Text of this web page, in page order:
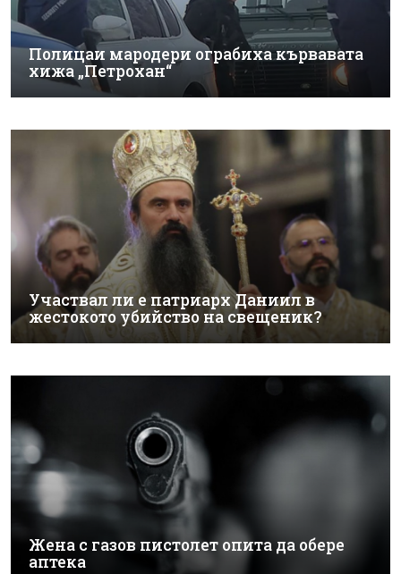
Полицаи мародери ограбиха кървавата
хижа „Петрохан“
Участвал ли е патриарх Даниил в
жестокото убийство на свещеник?
Жена с газов пистолет опита да обере
аптека